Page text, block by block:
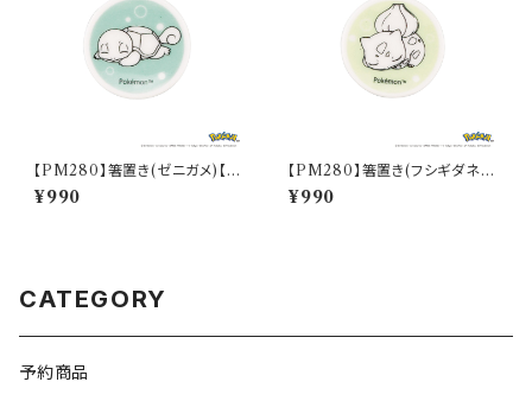
【PM280】箸置き(ゼニガメ)【D
aily Sketch】PM283-402
¥990
【PM280】箸置き(フシギダネ)
【Daily Sketch】PM281-402
¥990
CATEGORY
予約商品